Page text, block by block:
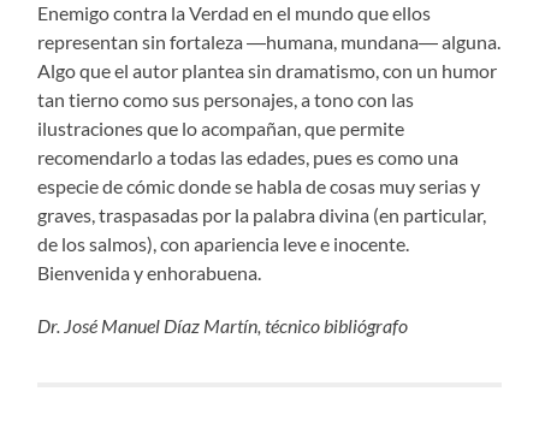
Enemigo contra la Verdad en el mundo que ellos
representan sin fortaleza ―humana, mundana― alguna.
Algo que el autor plantea sin dramatismo, con un humor
tan tierno como sus personajes, a tono con las
ilustraciones que lo acompañan, que permite
recomendarlo a todas las edades, pues es como una
especie de cómic donde se habla de cosas muy serias y
graves, traspasadas por la palabra divina (en particular,
de los salmos), con apariencia leve e inocente.
Bienvenida y enhorabuena.
Dr. José Manuel Díaz Martín, técnico bibliógrafo